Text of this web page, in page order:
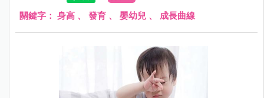
關鍵字： 身高 、 發育 、 嬰幼兒 、 成長曲線